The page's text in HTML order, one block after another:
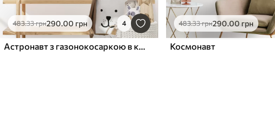
483.33грн290.00 грн 4
Астронавт з газонокосаркою в космосі
483.33грн290.00 грн
Космонавт